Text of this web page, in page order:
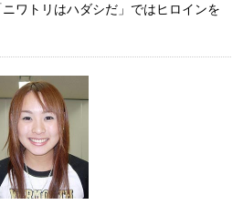
ワトリはハダシだ」ではヒロインを